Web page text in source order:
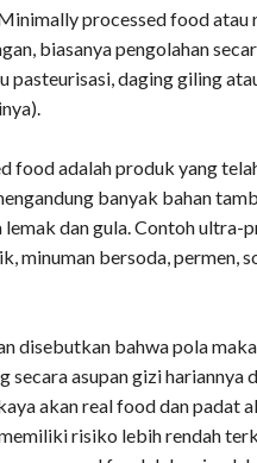
processed food atau
biasanya pengolahan
pasteurisasi, daging giling
food adalah produk yang
banyak bahan
lemak dan gula. Contoh ultra-
minuman bersoda, permen,
disebutkan bahwa pola
secara asupan gizi hariannya
akan real food dan padat
risiko lebih rendah